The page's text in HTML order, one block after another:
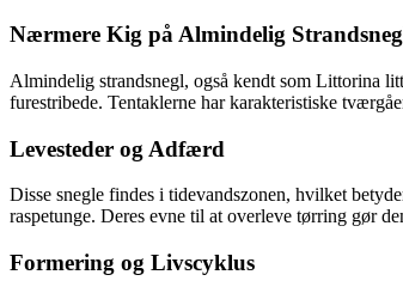
Nærmere Kig på Almindelig
Almindelig strandsnegl, også kendt som Littorina
furestribede. Tentaklerne har karakteristiske
Levesteder og Adfærd
Disse snegle findes i tidevandszonen, hvilket
raspetunge. Deres evne til at overleve tørring gør
Formering og Livscyklus